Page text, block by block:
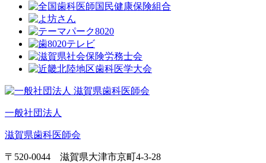
一般社団法人
滋賀県歯科医師会
〒520-0044 滋賀県大津市京町4-3-28